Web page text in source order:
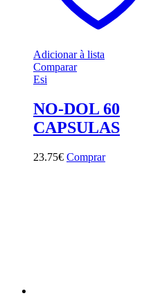
Adicionar à lista
Comparar
Esi
NO-DOL 60
CAPSULAS
23.75€ Comprar